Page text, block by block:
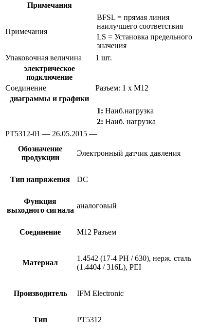
Примечания
Примечания
BFSL = прямая линия
наилучшего соответствия
LS = Установка предельного
значения
Упаковочная величина
1 шт.
электрическое
подключение
Соединение
Разъем: 1 x M12
диаграммы и графики
1: Наиб.нагрузка
2: Наиб. нагрузка
PT5312-01 — 26.05.2015 —
Обозначение
продукции
Электронный датчик давления
Тип напряжения DC
Функция
выходного сигнала
аналоговый
Соединение M12 Разъем
Материал
1.4542 (17-4 PH / 630), нерж. сталь
(1.4404 / 316L), PEI
Производитель IFM Electronic
Тип PT5312